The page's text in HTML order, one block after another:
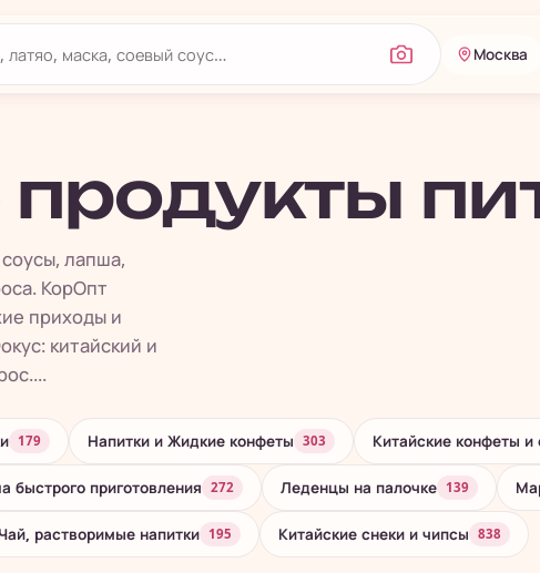
Москва
лапша,
КорОпт
приходы и
китайский и
179 Напитки и Жидкие конфеты 303 Китайские конфеты и
быстрого приготовления 272 Леденцы на палочке 139
Чай, растворимые напитки 195 Китайские снеки и чипсы 838